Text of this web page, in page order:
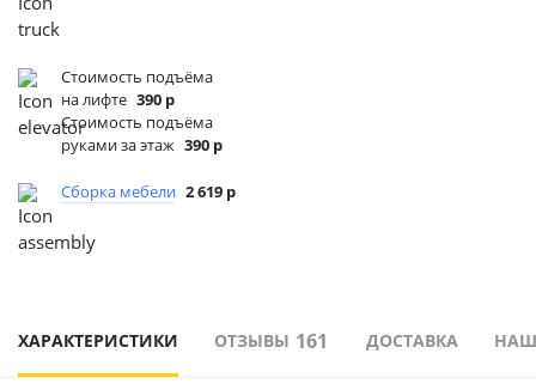
Стоимость подъёма
на лифте 390 р
Стоимость подъёма
руками за этаж 390 р
Сборка мебели 2 619 р
ХАРАКТЕРИСТИКИ ОТЗЫВЫ 161 ДОСТАВКА